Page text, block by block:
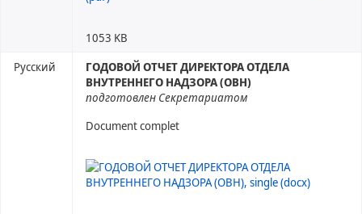
1053 KB
Русский
ГОДОВОЙ ОТЧЕТ ДИРЕКТОРА ОТДЕЛА
ВНУТРЕННЕГО НАДЗОРА (ОВН)
подготовлен Секретариатом
Document complet